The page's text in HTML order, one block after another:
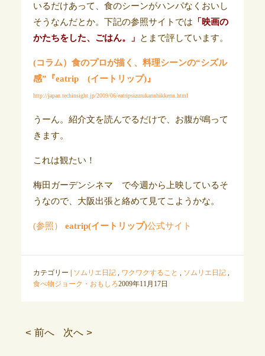
いるだけあって、食のシーンがハンパなくおいし
そうなんだとか。下記の参照サイトでは 「映画の
かたちをした、ごはん。」
とまで評しています。
(コラム）食のプロが描く、料理シーンの“シズル
感”『eatrip (イートリップ)』
http://japan.techinsight.jp/2009/06/eatripsizurukannhikkenn.html
うーん。紹介文を読んでるだけで、お腹が鳴って
きます。
これは観たい！
梅田ガーデンシネマ で今週から上映しているそ
うなので、大阪出張と絡めて見てこようかな。
(参照） eatrip(イートリップ)公式サイト
カテゴリー | ソムリエ日記, ワクワクすること , ソムリエ日記,
食べ物ジョーク・おもしろ2009年11月17日
< 前へ 次へ >